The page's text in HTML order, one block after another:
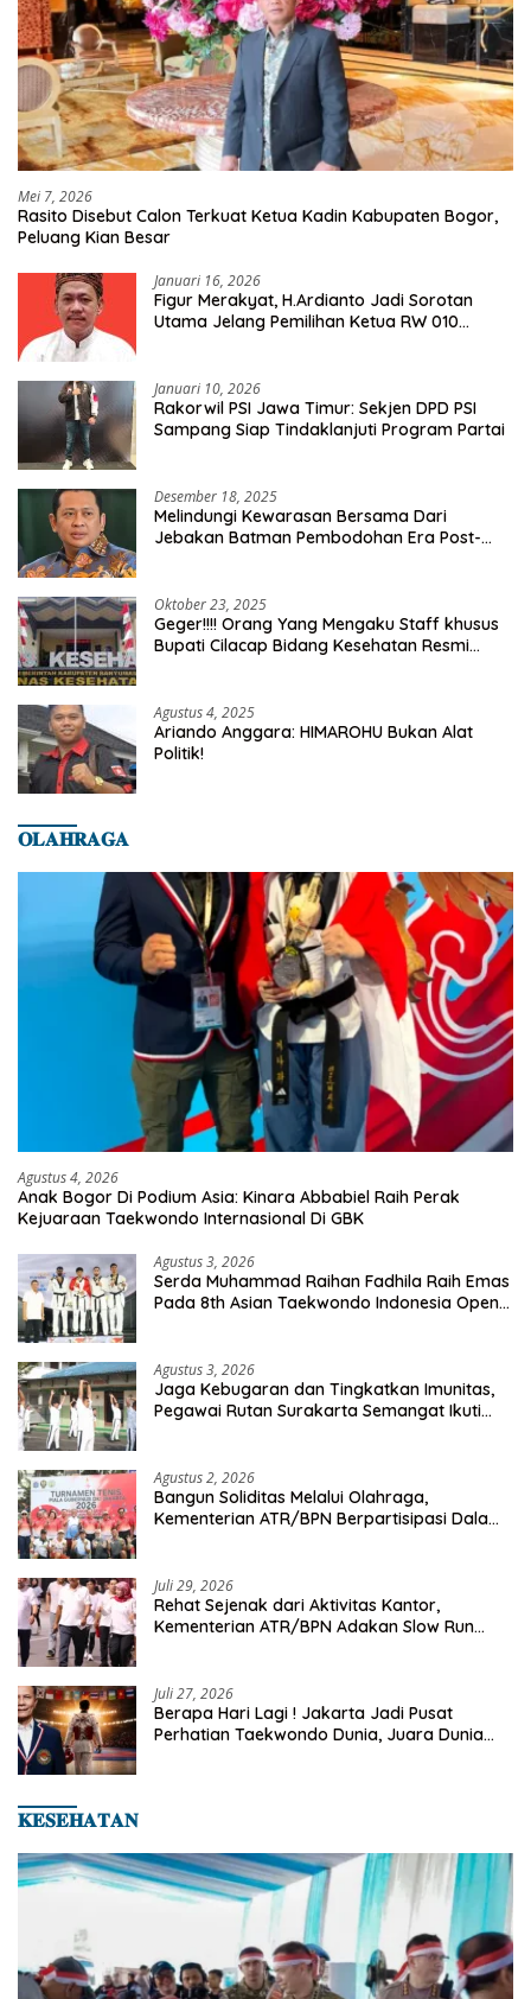
Mei 7, 2026
Rasito Disebut Calon Terkuat Ketua Kadin Kabupaten Bogor,
Peluang Kian Besar
Januari 16, 2026
Figur Merakyat, H.Ardianto Jadi Sorotan
Utama Jelang Pemilihan Ketua RW 010
Januari 10, 2026
Rakorwil PSI Jawa Timur: Sekjen DPD PSI
Sampang Siap Tindaklanjuti Program Partai
Desember 18, 2025
Melindungi Kewarasan Bersama Dari
Jebakan Batman Pembodohan Era Post-
Oktober 23, 2025
Geger!!!! Orang Yang Mengaku Staff khusus
Bupati Cilacap Bidang Kesehatan Resmi
Agustus 4, 2025
Ariando Anggara: HIMAROHU Bukan Alat
Politik!
𝐎𝐋𝐀𝐇𝐑𝐀𝐆𝐀
Agustus 4, 2026
Anak Bogor Di Podium Asia: Kinara Abbabiel Raih Perak
Kejuaraan Taekwondo Internasional Di GBK
Agustus 3, 2026
Serda Muhammad Raihan Fadhila Raih Emas
Pada 8th Asian Taekwondo Indonesia Open
Agustus 3, 2026
Jaga Kebugaran dan Tingkatkan Imunitas,
Pegawai Rutan Surakarta Semangat Ikuti
Agustus 2, 2026
Bangun Soliditas Melalui Olahraga,
Kementerian ATR/BPN Berpartisipasi Dalam
Juli 29, 2026
Rehat Sejenak dari Aktivitas Kantor,
Kementerian ATR/BPN Adakan Slow Run
Juli 27, 2026
Berapa Hari Lagi ! Jakarta Jadi Pusat
Perhatian Taekwondo Dunia, Juara Dunia
𝐊𝐄𝐒𝐄𝐇𝐀𝐓𝐀𝐍